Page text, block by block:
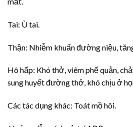
Tai: Ù tai.
Thận: Nhiễm khuẩn đường niệu,
Hô hấp: Khó thở, viêm phế quản,
sung huyết đường thở, khó chịu ở
Các tác dụng khác: Toát mồ hôi.